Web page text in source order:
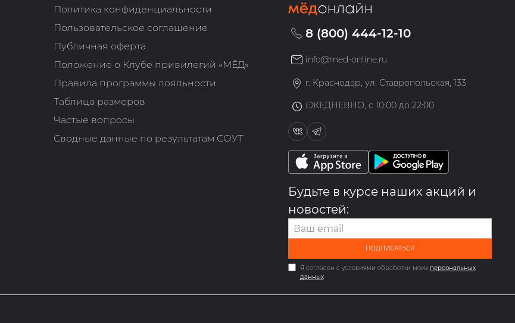
Политика конфиденциальности
Пользовательское соглашение
Публичная оферта
Положение о Клубе привилегий «МЁД»
Правила программы лояльности
Таблица размеров
Частые вопросы
Сводные данные по результатам СОУТ
8 (800) 444-12-10
info@med-online.ru
г. Краснодар, ул. Ставропольская, 133
ЕЖЕДНЕВНО, с 10:00 до 22:00
Будьте в курсе наших акций и
новостей:
ПОДПИСАТЬСЯ
Я согласен с условиями обработки моих персональных
данных